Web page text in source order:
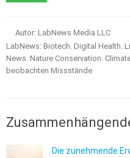
Autor: LabNews Media LLC
LabNews: Biotech. Digital Health.
News. Nature Conservation.
beobachten Missstände
Die zunehmende